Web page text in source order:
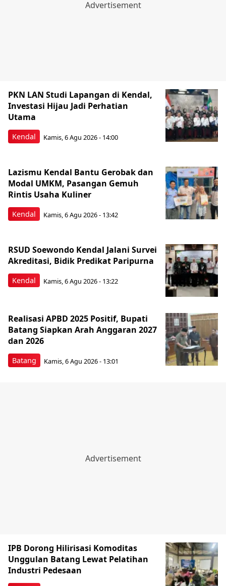
Kendal
PKN LAN Studi Lapangan di Kendal,
Investasi Hijau Jadi Perhatian
Utama
Kamis, 6 Agu 2026 - 14:00
Kendal
Lazismu Kendal Bantu Gerobak dan
Modal UMKM, Pasangan Gemuh
Rintis Usaha Kuliner
Kamis, 6 Agu 2026 - 13:42
Kendal
RSUD Soewondo Kendal Jalani Survei
Akreditasi, Bidik Predikat Paripurna
Kamis, 6 Agu 2026 - 13:22
Batang
Realisasi APBD 2025 Positif, Bupati
Batang Siapkan Arah Anggaran 2027
dan 2026
Kamis, 6 Agu 2026 - 13:01
IPB Dorong Hilirisasi Komoditas
Unggulan Batang Lewat Pelatihan
Industri Pedesaan